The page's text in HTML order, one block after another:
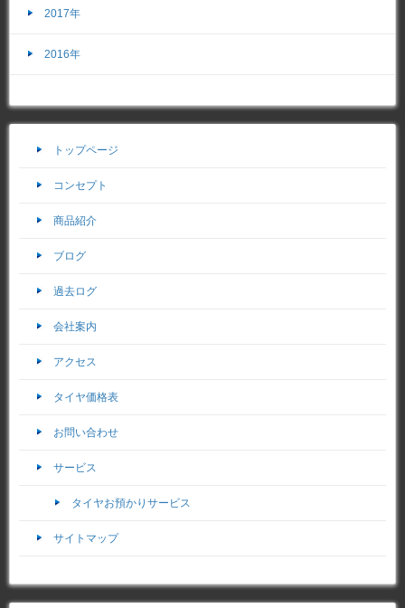
2017年
2016年
トップページ
コンセプト
商品紹介
ブログ
過去ログ
会社案内
アクセス
タイヤ価格表
お問い合わせ
サービス
タイヤお預かりサービス
サイトマップ